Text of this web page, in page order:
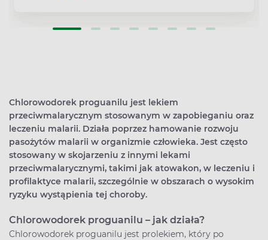
Chlorowodorek proguanilu jest lekiem
przeciwmalarycznym stosowanym w zapobieganiu oraz
leczeniu malarii. Działa poprzez hamowanie rozwoju
pasożytów malarii w organizmie człowieka. Jest często
stosowany w skojarzeniu z innymi lekami
przeciwmalarycznymi, takimi jak atowakon, w leczeniu i
profilaktyce malarii, szczególnie w obszarach o wysokim
ryzyku wystąpienia tej choroby.
Chlorowodorek proguanilu – jak działa?
Chlorowodorek proguanilu jest prolekiem, który po